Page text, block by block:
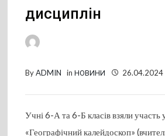
дисциплін
ByADMIN inНОВИНИ 26.04.2024
Учні 6-А та 6-Б класів взяли участь
«Географічний калейдоскоп»